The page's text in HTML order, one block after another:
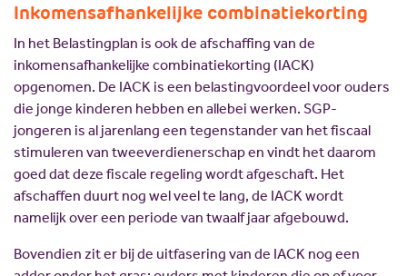
Inkomensafhankelijke combinatiekorting
In het Belastingplan is ook de afschaffing van de
inkomensafhankelijke combinatiekorting (IACK)
opgenomen. De IACK is een belastingvoordeel voor ouders
die jonge kinderen hebben en allebei werken. SGP-
jongeren is al jarenlang een tegenstander van het fiscaal
stimuleren van tweeverdienerschap en vindt het daarom
goed dat deze fiscale regeling wordt afgeschaft. Het
afschaffen duurt nog wel veel te lang, de IACK wordt
namelijk over een periode van twaalf jaar afgebouwd.
Bovendien zit er bij de uitfasering van de IACK nog een